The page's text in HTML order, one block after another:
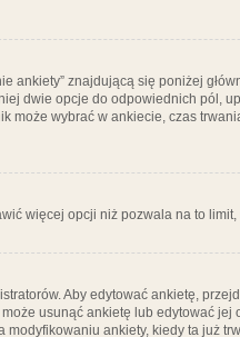
ankiety” znajdującą się poniżej
dwie opcje do odpowiednich pól,
może wybrać w ankiecie, czas
więcej opcji niż pozwala na to
Aby edytować ankietę,
usunąć ankietę lub edytować
modyfikowaniu ankiety, kiedy ta już